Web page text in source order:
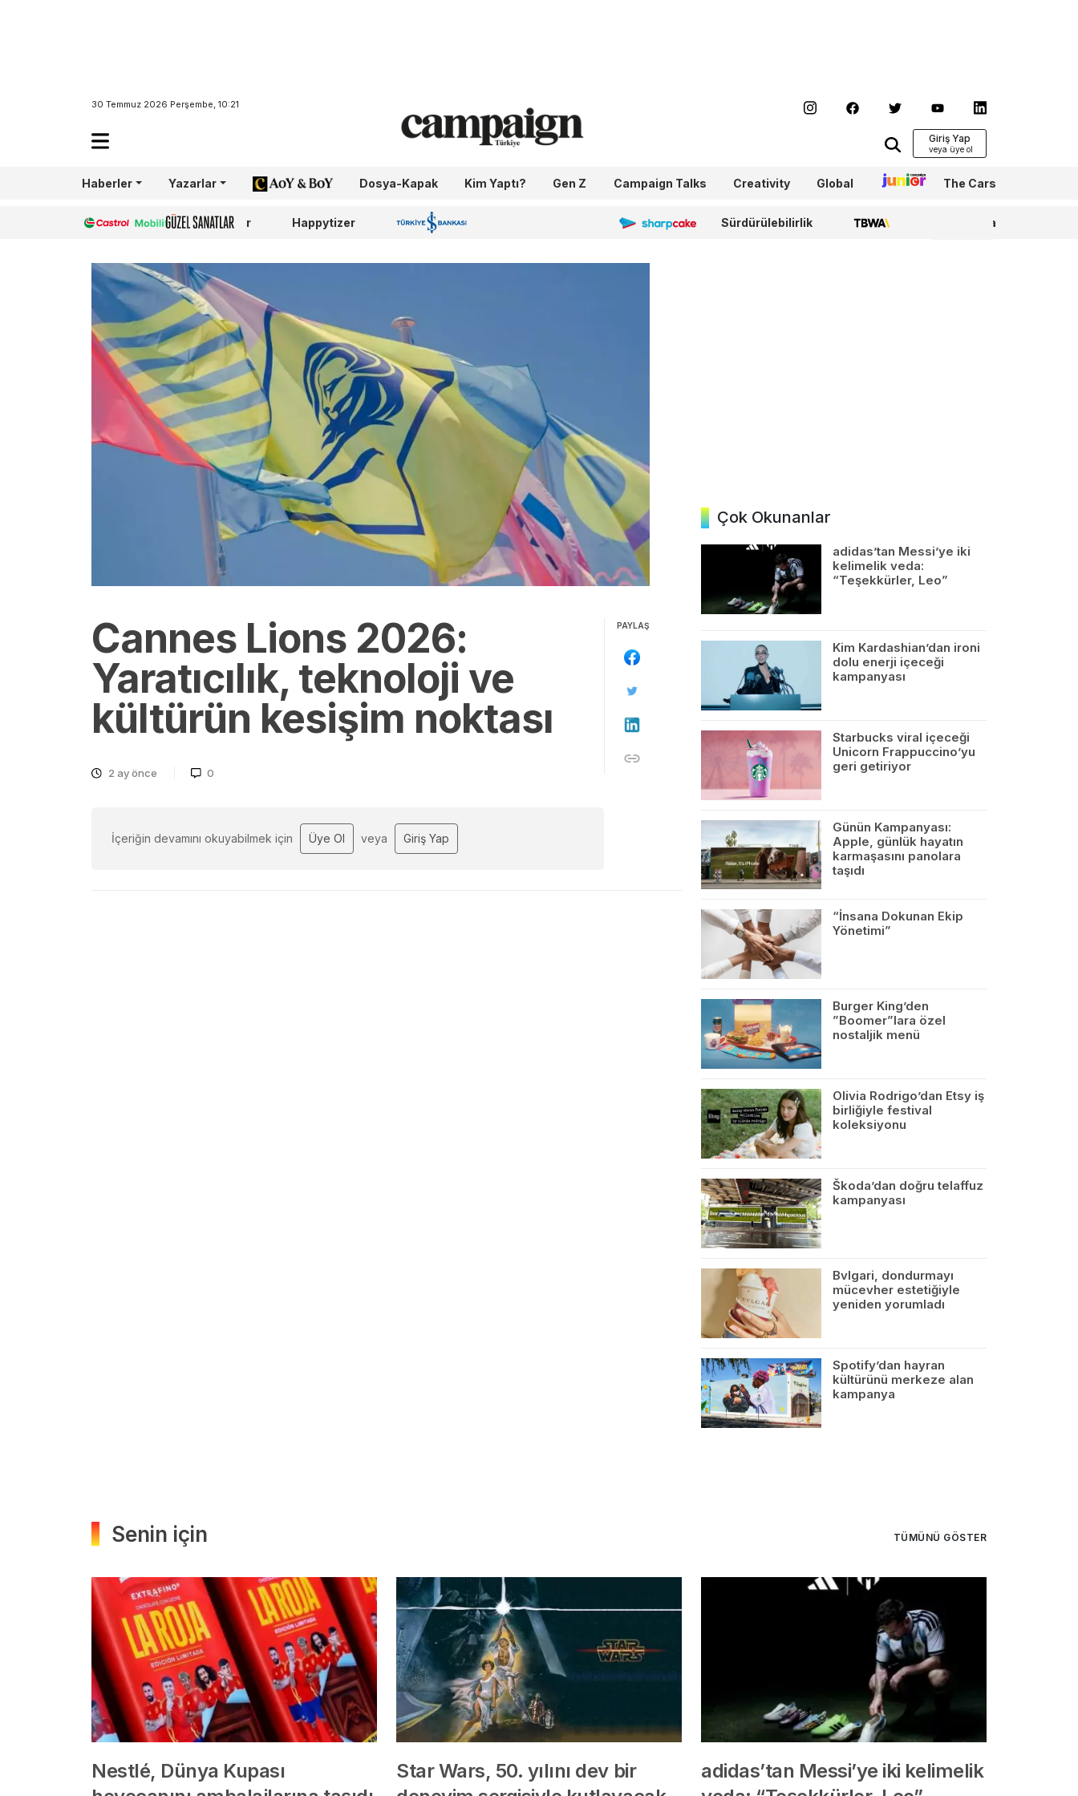
30 Temmuz 2026 Perşembe, 10:21
Giriş Yap
Haberler Yazarlar AoY/BoY Dosya-Kapak Kim Yaptı? Gen Z Campaign Talks Creativity Global Junior The Cars
Castrol Güzel Sanatlar Happytizer İş Bankası 100.Yıl Sharpcake Sürdürülebilirlik TBWA WPP Media
Cannes Lions 2026:
Yaratıcılık, teknoloji ve
kültürün kesişim noktası
2 ay önce 0
İçeriğin devamını okuyabilmek için Üye Ol veya Giriş Yap
PAYLAŞ
Çok Okunanlar
adidas’tan Messi’ye iki
kelimelik veda:
“Teşekkürler, Leo”
Kim Kardashian’dan ironi
dolu enerji içeceği
kampanyası
Starbucks viral içeceği
Unicorn Frappuccino’yu
geri getiriyor
Günün Kampanyası:
Apple, günlük hayatın
karmaşasını panolara
taşıdı
“İnsana Dokunan Ekip
Yönetimi”
Burger King’den
”Boomer”lara özel
nostaljik menü
Olivia Rodrigo’dan Etsy iş
birliğiyle festival
koleksiyonu
Škoda’dan doğru telaffuz
kampanyası
Bvlgari, dondurmayı
mücevher estetiğiyle
yeniden yorumladı
Spotify’dan hayran
kültürünü merkeze alan
kampanya
Senin için TÜMÜNÜ GÖSTER
Nestlé, Dünya Kupası
Star Wars, 50. yılını dev bir
adidas’tan Messi’ye iki kelimelik